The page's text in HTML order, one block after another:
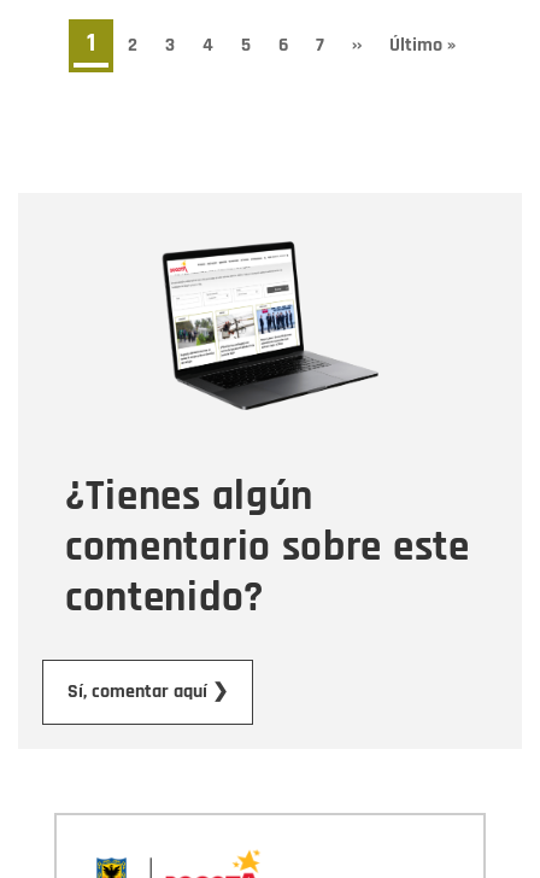
Paginación
Página
actual
1 Page
2 Page
3 Page
4 Page
5 Page
6 Page
7
Siguiente
››
Última
Último »
¿Tienes algún
comentario sobre este
contenido?
Sí, comentar aquí ❯
Correo electrónico
Tipo de comentario
Mensaje